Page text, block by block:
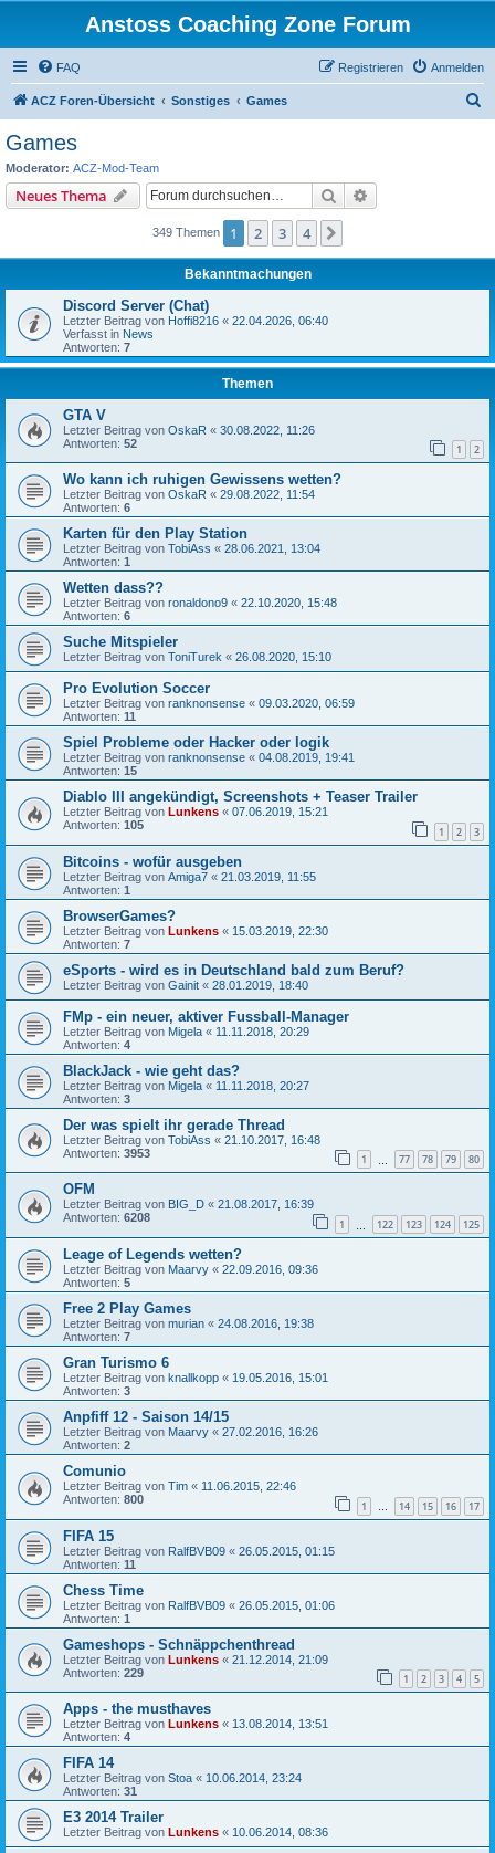
Anstoss Coaching Zone Forum
FAQ Anmelden
Registrieren
ACZ Foren-Übersicht Sonstiges Games
Games
Moderator: ACZ-Mod-Team
Neues Thema Suche
349 Themen 1 2 3 4
Bekanntmachungen
Discord Server (Chat)
Letzter Beitrag von Hoffi8216 « 22.04.2026, 06:40
Verfasst in News
Antworten: 7
Themen
GTA V
Letzter Beitrag von OskaR « 30.08.2022, 11:26
Antworten: 52 1 2
Wo kann ich ruhigen Gewissens wetten?
Letzter Beitrag von OskaR « 29.08.2022, 11:54
Antworten: 6
Karten für den Play Station
Letzter Beitrag von TobiAss « 28.06.2021, 13:04
Antworten: 1
Wetten dass??
Letzter Beitrag von ronaldono9 « 22.10.2020, 15:48
Antworten: 6
Suche Mitspieler
Letzter Beitrag von ToniTurek « 26.08.2020, 15:10
Pro Evolution Soccer
Letzter Beitrag von ranknonsense « 09.03.2020, 06:59
Antworten: 11
Spiel Probleme oder Hacker oder logik
Letzter Beitrag von ranknonsense « 04.08.2019, 19:41
Antworten: 15
Diablo III angekündigt, Screenshots + Teaser Trailer
Letzter Beitrag von Lunkens « 07.06.2019, 15:21
Antworten: 105 1 2 3
Bitcoins - wofür ausgeben
Letzter Beitrag von Amiga7 « 21.03.2019, 11:55
Antworten: 1
BrowserGames?
Letzter Beitrag von Lunkens « 15.03.2019, 22:30
Antworten: 7
eSports - wird es in Deutschland bald zum Beruf?
Letzter Beitrag von Gainit « 28.01.2019, 18:40
FMp - ein neuer, aktiver Fussball-Manager
Letzter Beitrag von Migela « 11.11.2018, 20:29
Antworten: 4
BlackJack - wie geht das?
Letzter Beitrag von Migela « 11.11.2018, 20:27
Antworten: 3
Der was spielt ihr gerade Thread
Letzter Beitrag von TobiAss « 21.10.2017, 16:48
Antworten: 3953 1 77 78 79 80
OFM
Letzter Beitrag von BIG_D « 21.08.2017, 16:39
Antworten: 6208 1 122 123 124 125
Leage of Legends wetten?
Letzter Beitrag von Maarvy « 22.09.2016, 09:36
Antworten: 5
Free 2 Play Games
Letzter Beitrag von murian « 24.08.2016, 19:38
Antworten: 7
Gran Turismo 6
Letzter Beitrag von knallkopp « 19.05.2016, 15:01
Antworten: 3
Anpfiff 12 - Saison 14/15
Letzter Beitrag von Maarvy « 27.02.2016, 16:26
Antworten: 2
Comunio
Letzter Beitrag von Tim « 11.06.2015, 22:46
Antworten: 800 1 … 14 15 16 17
FIFA 15
Letzter Beitrag von RalfBVB09 « 26.05.2015, 01:15
Antworten: 11
Chess Time
Letzter Beitrag von RalfBVB09 « 26.05.2015, 01:06
Antworten: 1
Gameshops - Schnäppchenthread
Letzter Beitrag von Lunkens « 21.12.2014, 21:09
Antworten: 229 1 2 3 4 5
Apps - the musthaves
Letzter Beitrag von Lunkens « 13.08.2014, 13:51
Antworten: 4
FIFA 14
Letzter Beitrag von Stoa « 10.06.2014, 23:24
Antworten: 31
E3 2014 Trailer
Letzter Beitrag von Lunkens « 10.06.2014, 08:36